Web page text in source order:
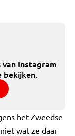
van Instagram
bekijken.
het Zweedse
wat ze daar